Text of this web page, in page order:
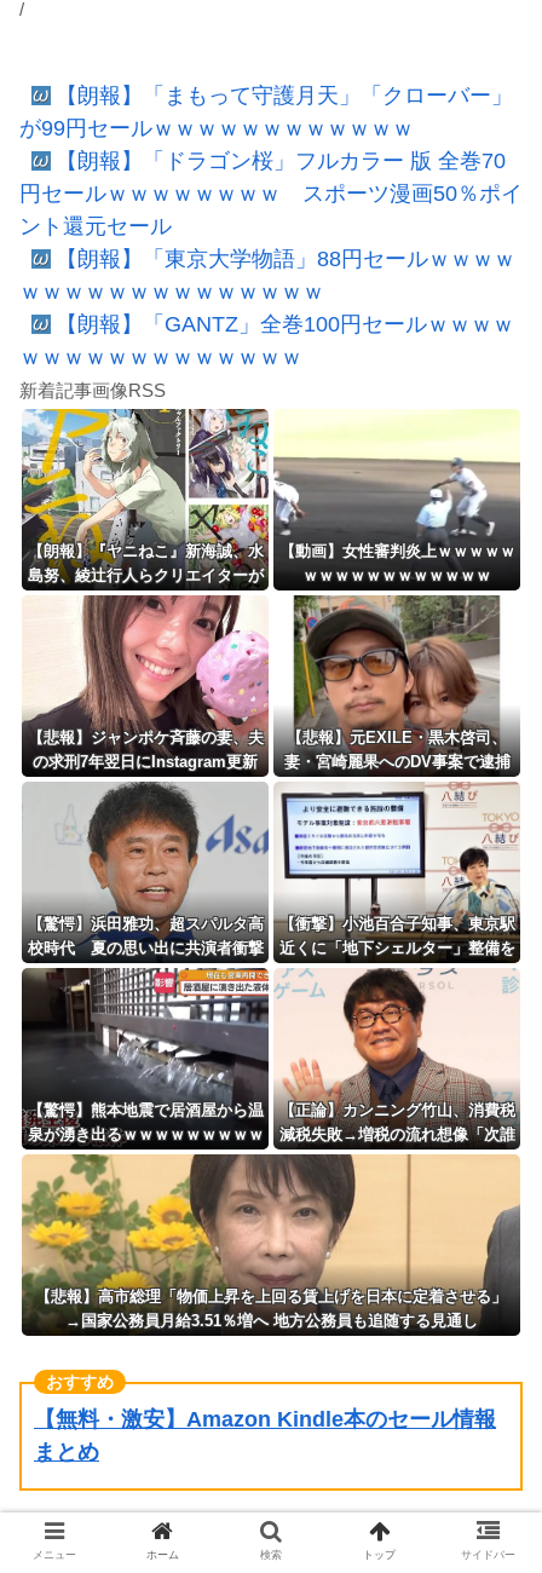
/
【朗報】「まもって守護月天」「クローバー」
が99円セールｗｗｗｗｗｗｗｗｗｗｗｗ
【朗報】「ドラゴン桜」フルカラー 版 全巻70
円セールｗｗｗｗｗｗｗｗ スポーツ漫画50％ポイ
ント還元セール
【朗報】「東京大学物語」88円セールｗｗｗｗ
ｗｗｗｗｗｗｗｗｗｗｗｗｗｗ
【朗報】「GANTZ」全巻100円セールｗｗｗｗ
ｗｗｗｗｗｗｗｗｗｗｗｗｗ
新着記事画像RSS
【朗報】『ヤニねこ』新海誠、水
島努、綾辻行人らクリエイターが
絶賛ｗｗｗｗｗｗｗｗｗ
【動画】女性審判炎上ｗｗｗｗｗ
ｗｗｗｗｗｗｗｗｗｗｗｗ
【悲報】ジャンポケ斉藤の妻、夫
の求刑7年翌日にInstagram更新
「楽しすぎた」
【悲報】元EXILE・黒木啓司、
妻・宮崎麗果へのDV事案で逮捕
されていた！宮崎は全身打撲、頭
部裂傷及び打撲、頸部損傷・・・
【驚愕】浜田雅功、超スパルタ高
校時代 夏の思い出に共演者衝撃
「ええ？」「それはかわいそう」
【衝撃】小池百合子知事、東京駅
近くに「地下シェルター」整備を
正式表明ｗｗｗｗｗｗｗｗｗ
【驚愕】熊本地震で居酒屋から温
泉が湧き出るｗｗｗｗｗｗｗｗｗ
ｗｗｗ
【正論】カンニング竹山、消費税
減税失敗→増税の流れ想像「次誰
が総理やりたいと思います？」
【悲報】高市総理「物価上昇を上回る賃上げを日本に定着させる」
→国家公務員月給3.51％増へ 地方公務員も追随する見通し
【無料・激安】Amazon Kindle本のセール情報
まとめ
メニュー ホーム 検索 トップ サイドバー